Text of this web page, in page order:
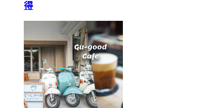
得